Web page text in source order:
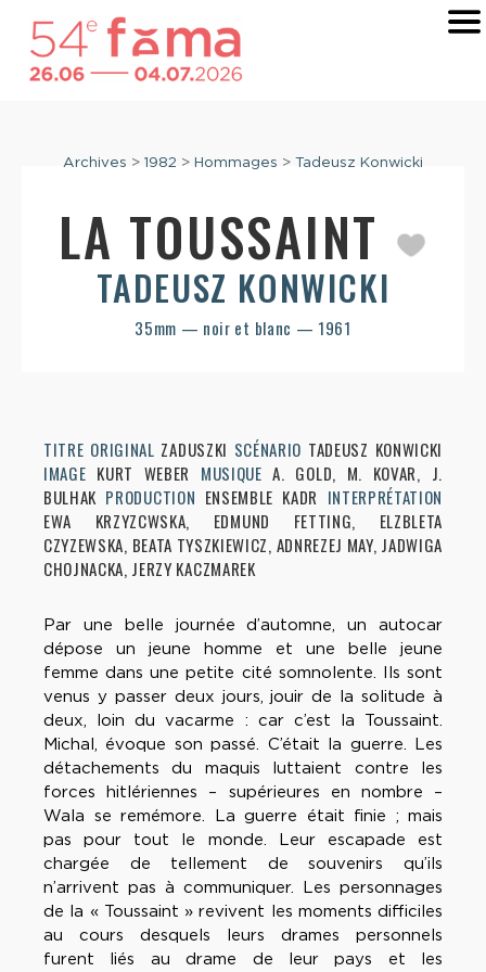
Archives > 1982 > Hommages > Tadeusz Konwicki
LA TOUSSAINT
TADEUSZ KONWICKI
35mm — noir et blanc — 1961
TITRE ORIGINAL ZADUSZKI SCÉNARIO TADEUSZ KONWICKI
IMAGE KURT WEBER MUSIQUEA. GOLD, M. KOVAR, J.
BULHAK PRODUCTION ENSEMBLE KADR INTERPRÉTATION
EWA KRZYZCWSKA, EDMUND FETTING, ELZBLETA
CZYZEWSKA, BEATA TYSZKIEWICZ, ADNREZEJ MAY, JADWIGA
CHOJNACKA, JERZY KACZMAREK
Par une belle journée d’automne, un autocar
dépose un jeune homme et une belle jeune
femme dans une petite cité somnolente. Ils sont
venus y passer deux jours, jouir de la solitude à
deux, loin du vacarme : car c’est la Toussaint.
Michal, évoque son passé. C’était la guerre. Les
détachements du maquis luttaient contre les
forces hitlériennes – supérieures en nombre –
Wala se remémore. La guerre était finie ; mais
pas pour tout le monde. Leur escapade est
chargée de tellement de souvenirs qu’ils
n’arrivent pas à communiquer. Les personnages
de la « Toussaint » revivent les moments difficiles
au cours desquels leurs drames personnels
furent liés au drame de leur pays et les